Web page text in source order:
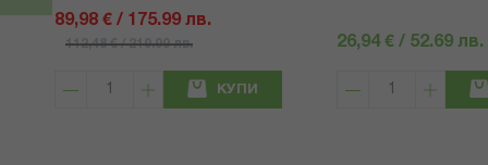
89,98 € / 175.99 лв.
112,48 € / 219.99 лв.
КУПИ
26,94 € / 52.69 лв.